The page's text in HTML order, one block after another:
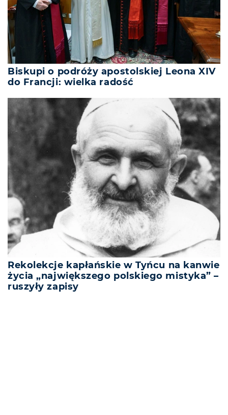
Biskupi o podróży apostolskiej Leona XIV
do Francji: wielka radość
Rekolekcje kapłańskie w Tyńcu na kanwie
życia „największego polskiego mistyka” –
ruszyły zapisy